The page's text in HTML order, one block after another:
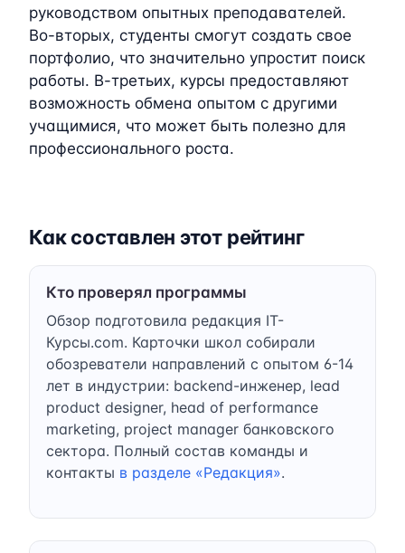
руководством опытных преподавателей.
Во-вторых, студенты смогут создать свое
портфолио, что значительно упростит поиск
работы. В-третьих, курсы предоставляют
возможность обмена опытом с другими
учащимися, что может быть полезно для
профессионального роста.
Как составлен этот рейтинг
Кто проверял программы
Обзор подготовила редакция IT-
Курсы.com. Карточки школ собирали
обозреватели направлений с опытом 6-14
лет в индустрии: backend-инженер, lead
product designer, head of performance
marketing, project manager банковского
сектора. Полный состав команды и
контакты в разделе «Редакция».